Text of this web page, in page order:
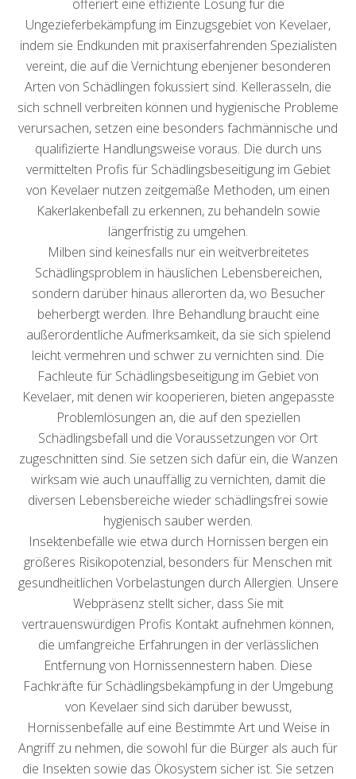
offeriert eine effiziente Lösung für die
Ungezieferbekämpfung im Einzugsgebiet von Kevelaer,
indem sie Endkunden mit praxiserfahrenden Spezialisten
vereint, die auf die Vernichtung ebenjener besonderen
Arten von Schädlingen fokussiert sind. Kellerasseln, die
sich schnell verbreiten können und hygienische Probleme
verursachen, setzen eine besonders fachmännische und
qualifizierte Handlungsweise voraus. Die durch uns
vermittelten Profis für Schädlingsbeseitigung im Gebiet
von Kevelaer nutzen zeitgemäße Methoden, um einen
Kakerlakenbefall zu erkennen, zu behandeln sowie
längerfristig zu umgehen.
Milben sind keinesfalls nur ein weitverbreitetes
Schädlingsproblem in häuslichen Lebensbereichen,
sondern darüber hinaus allerorten da, wo Besucher
beherbergt werden. Ihre Behandlung braucht eine
außerordentliche Aufmerksamkeit, da sie sich spielend
leicht vermehren und schwer zu vernichten sind. Die
Fachleute für Schädlingsbeseitigung im Gebiet von
Kevelaer, mit denen wir kooperieren, bieten angepasste
Problemlösungen an, die auf den speziellen
Schädlingsbefall und die Voraussetzungen vor Ort
zugeschnitten sind. Sie setzen sich dafür ein, die Wanzen
wirksam wie auch unauffällig zu vernichten, damit die
diversen Lebensbereiche wieder schädlingsfrei sowie
hygienisch sauber werden.
Insektenbefälle wie etwa durch Hornissen bergen ein
größeres Risikopotenzial, besonders für Menschen mit
gesundheitlichen Vorbelastungen durch Allergien. Unsere
Webpräsenz stellt sicher, dass Sie mit
vertrauenswürdigen Profis Kontakt aufnehmen können,
die umfangreiche Erfahrungen in der verlässlichen
Entfernung von Hornissennestern haben. Diese
Fachkräfte für Schädlingsbekämpfung in der Umgebung
von Kevelaer sind sich darüber bewusst,
Hornissenbefälle auf eine Bestimmte Art und Weise in
Angriff zu nehmen, die sowohl für die Bürger als auch für
die Insekten sowie das Ökosystem sicher ist. Sie setzen